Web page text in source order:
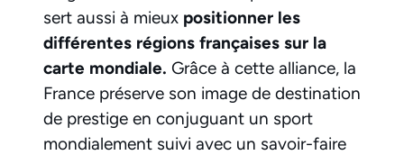
sert aussi à mieux positionner les
différentes régions françaises sur la
carte mondiale. Grâce à cette alliance, la
France préserve son image de destination
de prestige en conjuguant un sport
mondialement suivi avec un savoir-faire